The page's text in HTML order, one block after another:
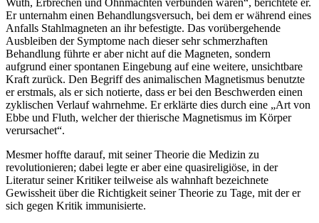
Er unternahm einen Behandlungsversuch, bei dem er während eines
Anfalls Stahlmagneten an ihr befestigte. Das vorübergehende
Ausbleiben der Symptome nach dieser sehr schmerzhaften
Behandlung führte er aber nicht auf die Magneten, sondern
aufgrund einer spontanen Eingebung auf eine weitere, unsichtbare
Kraft zurück. Den Begriff des animalischen Magnetismus benutzte
er erstmals, als er sich notierte, dass er bei den Beschwerden einen
zyklischen Verlauf wahrnehme. Er erklärte dies durch eine „Art von
Ebbe und Fluth, welcher der thierische Magnetismus im Körper
verursachet“.
Mesmer hoffte darauf, mit seiner Theorie die Medizin zu
revolutionieren; dabei legte er aber eine quasireligiöse, in der
Literatur seiner Kritiker teilweise als wahnhaft bezeichnete
Gewissheit über die Richtigkeit seiner Theorie zu Tage, mit der er
sich gegen Kritik immunisierte.